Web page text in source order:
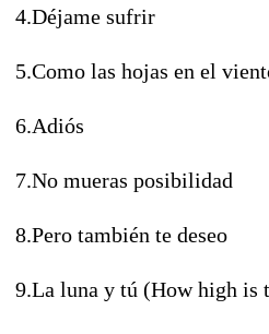
4.Déjame sufrir
5.Como las hojas en el
6.Adiós
7.No mueras posibilidad
8.Pero también te deseo
9.La luna y tú (How high is